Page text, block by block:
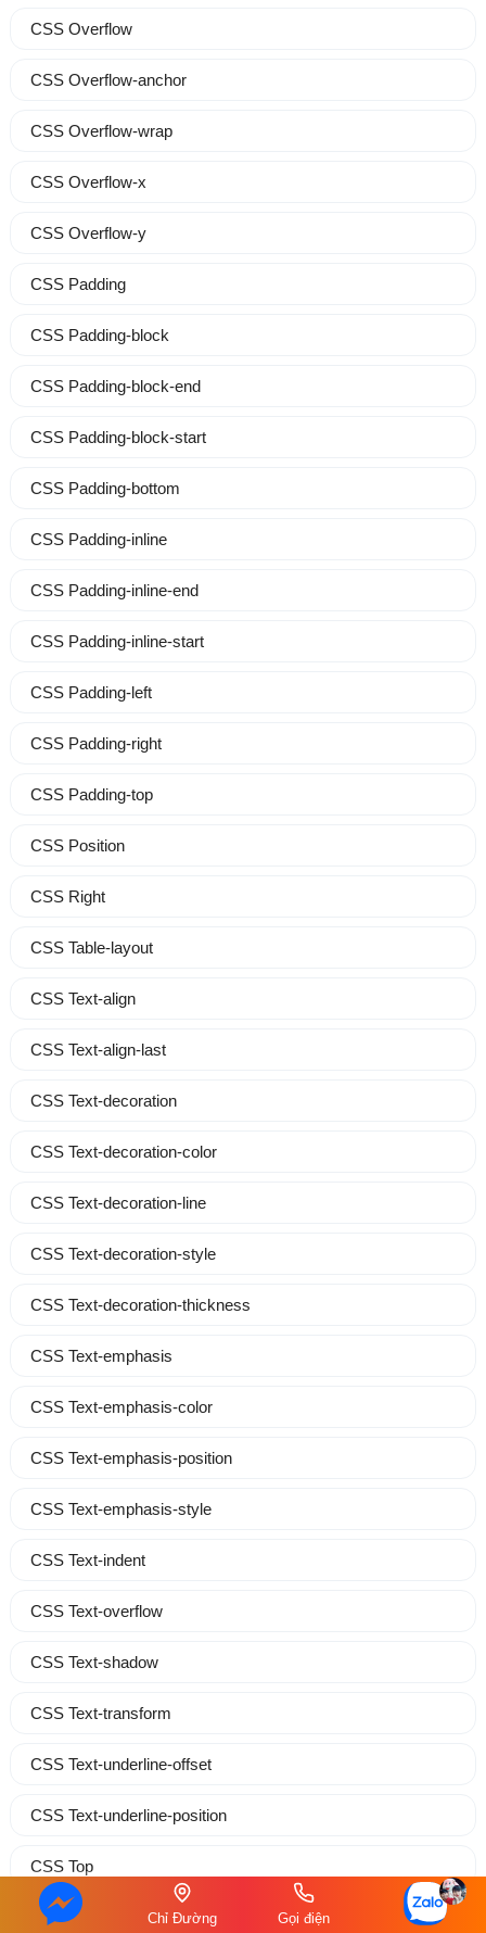
CSS Overflow
CSS Overflow-anchor
CSS Overflow-wrap
CSS Overflow-x
CSS Overflow-y
CSS Padding
CSS Padding-block
CSS Padding-block-end
CSS Padding-block-start
CSS Padding-bottom
CSS Padding-inline
CSS Padding-inline-end
CSS Padding-inline-start
CSS Padding-left
CSS Padding-right
CSS Padding-top
CSS Position
CSS Right
CSS Table-layout
CSS Text-align
CSS Text-align-last
CSS Text-decoration
CSS Text-decoration-color
CSS Text-decoration-line
CSS Text-decoration-style
CSS Text-decoration-thickness
CSS Text-emphasis
CSS Text-emphasis-color
CSS Text-emphasis-position
CSS Text-emphasis-style
CSS Text-indent
CSS Text-overflow
CSS Text-shadow
CSS Text-transform
CSS Text-underline-offset
CSS Text-underline-position
CSS Top
CSS Transform Chỉ Đường Gọi điện